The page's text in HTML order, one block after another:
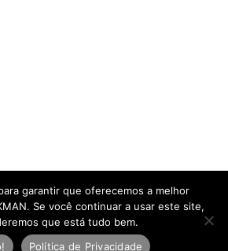
garantir que oferecemos a melhor
Se você continuar a usar este site,
que está tudo bem.
Política de Privacidade